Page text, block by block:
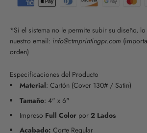
*Si el sistema no le permite subir su diseño,
nuestro email: info@ctmprintingpr.com
orden)
Especificaciones del Producto
Material: Cartón (Cover 130# / Satin)
Tamaño: 4" x 6"
Impreso Full Color por 2 Lados
Acabado: Corte Regular